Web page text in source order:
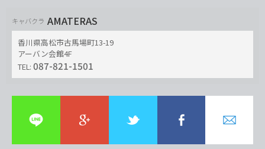
キャバクラ AMATERAS
香川県高松市古馬場町13-19
アーバン会館4F
TEL: 087-821-1501